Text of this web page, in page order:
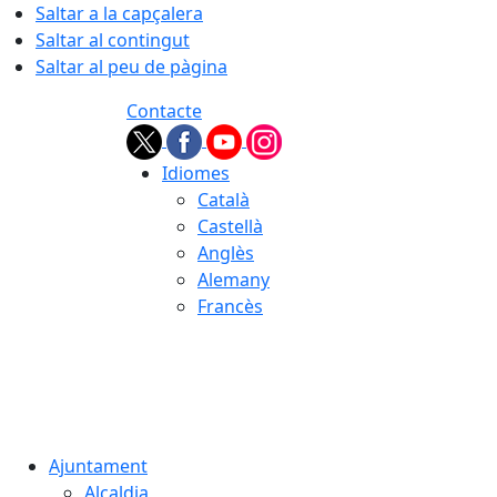
Saltar a la capçalera
Saltar al contingut
Saltar al peu de pàgina
Contacte
Idiomes
Català
Castellà
Anglès
Alemany
Francès
Ajuntament